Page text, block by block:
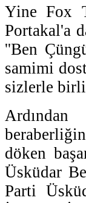
Yine Fox
Portakal'a
''Ben
samimi
sizlerle
döken
Üsküdar
Parti